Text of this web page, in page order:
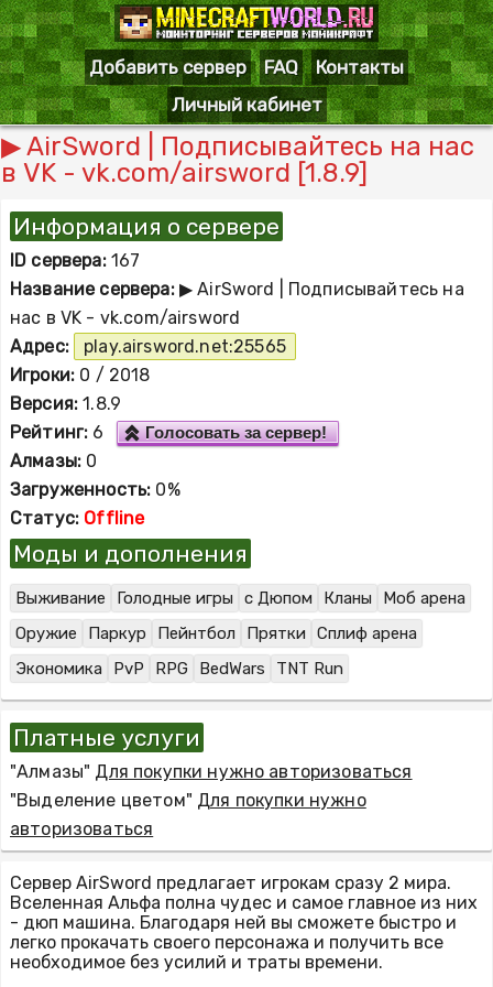
Добавить сервер FAQ
Контакты
Личный кабинет
▶ AirSword | Подписывайтесь на нас
в VK - vk.com/airsword [1.8.9]
Информация о сервере
ID сервера:167
Название сервера:▶ AirSword | Подписывайтесь на
нас в VK - vk.com/airsword
Адрес:
play.airsword.net:25565
Игроки: 0 / 2018
Версия: 1.8.9
Рейтинг: 6 Голосовать за сервер!
Алмазы: 0
Загруженность: 0%
Статус: Offline
Моды и дополнения
Выживание Голодные игры с Дюпом Кланы
Моб арена
Оружие
Паркур Пейнтбол Прятки Сплиф арена
Экономика
PvP RPG BedWars TNT Run
Платные услуги
"Алмазы" Для покупки нужно авторизоваться
"Выделение цветом" Для покупки нужно
авторизоваться
Сервер AirSword предлагает игрокам сразу 2 мира.
Вселенная Альфа полна чудес и самое главное из них
- дюп машина. Благодаря ней вы сможете быстро и
легко прокачать своего персонажа и получить все
необходимое без усилий и траты времени.